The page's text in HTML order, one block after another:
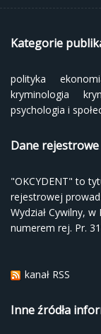
Kategorie
polityka
kryminologia
psychologia i
Dane
"OKCYDENT" to
rejestrowej
Wydział Cywilny,
numerem rej. Pr.
kanał RSS
Inne źródła